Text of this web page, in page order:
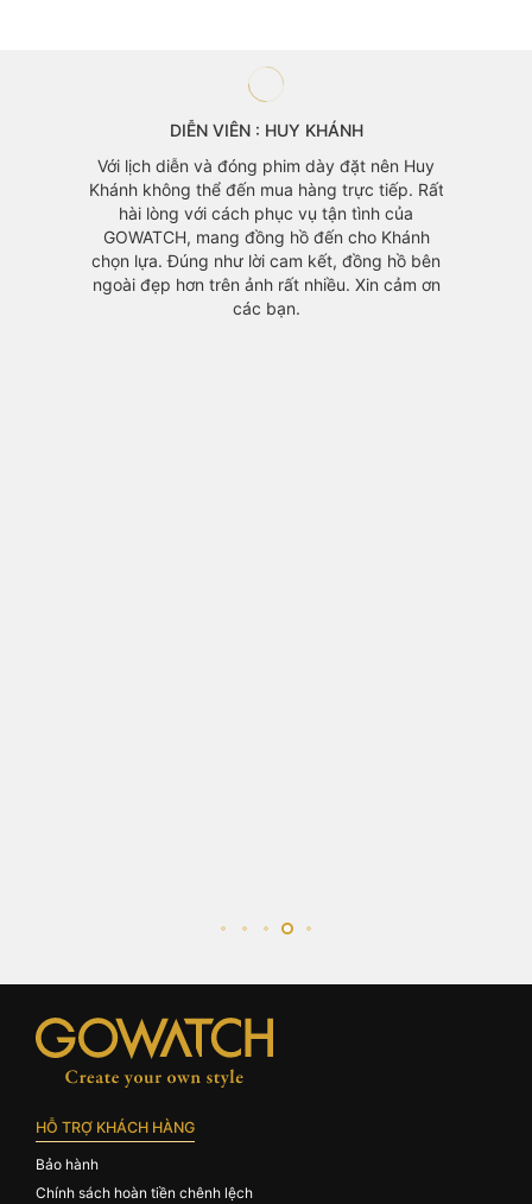
DIỄN VIÊN : HUY KHÁNH
Với lịch diễn và đóng phim dày đặt nên Huy
Khánh không thể đến mua hàng trực tiếp. Rất
hài lòng với cách phục vụ tận tình của
GOWATCH, mang đồng hồ đến cho Khánh
chọn lựa. Đúng như lời cam kết, đồng hồ bên
ngoài đẹp hơn trên ảnh rất nhiều. Xin cảm ơn
các bạn.
HỖ TRỢ KHÁCH HÀNG
Bảo hành
Chính sách hoàn tiền chênh lệch